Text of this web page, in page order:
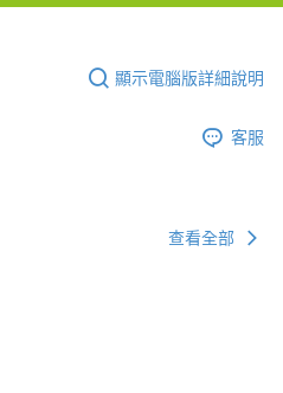
顯示電腦版詳細說明
客服
查看全部